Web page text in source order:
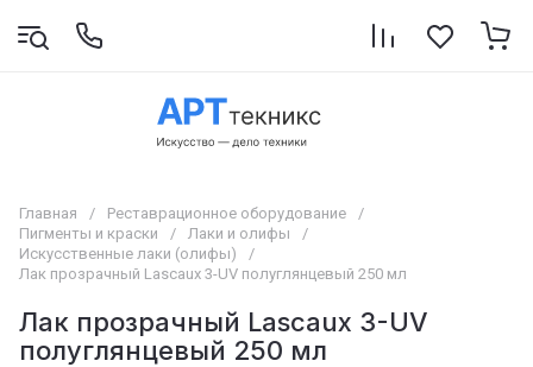
Главная / Реставрационное оборудование
/
Пигменты и краски
/ Лаки и олифы
/
Искусственные лаки (олифы)
/
Лак прозрачный Lascaux 3-UV полуглянцевый 250 мл
Лак прозрачный Lascaux 3-UV
полуглянцевый 250 мл